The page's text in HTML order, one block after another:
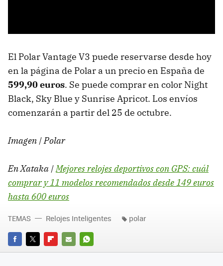
El Polar Vantage V3 puede reservarse desde hoy
en la página de Polar a un precio en España de
599,90 euros. Se puede comprar en color Night
Black, Sky Blue y Sunrise Apricot. Los envíos
comenzarán a partir del 25 de octubre.
Imagen | Polar
En Xataka |Mejores relojes deportivos con GPS: cuál
comprar y 11 modelos recomendados desde 149 euros
hasta 600 euros
FACEBOOK
TWITTERFLIPBOARD
E-
WHATSAPP
TEMAS Relojes Inteligentes polar